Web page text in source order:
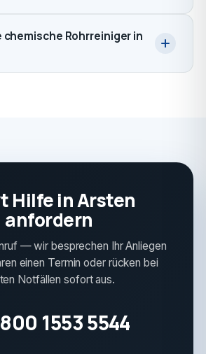
chemische Rohrreiniger in
Hilfe in Arsten
anfordern
— wir besprechen Ihr Anliegen
einen Termin oder rücken bei
Notfällen sofort aus.
1553 5544